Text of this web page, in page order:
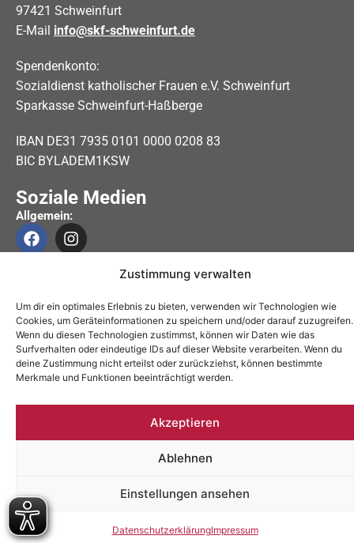
Zustimmung verwalten
Um dir ein optimales Erlebnis zu bieten, verwenden wir Technologien wie
Cookies, um Geräteinformationen zu speichern und/oder darauf zuzugreifen.
Wenn du diesen Technologien zustimmst, können wir Daten wie das
Surfverhalten oder eindeutige IDs auf dieser Website verarbeiten. Wenn du
deine Zustimmung nicht erteilst oder zurückziehst, können bestimmte
Merkmale und Funktionen beeinträchtigt werden.
Akzeptieren
Ablehnen
Einstellungen ansehen
DatenschutzerklärungImpressum
97421 Schweinfurt
E-Mail info@skf-schweinfurt.de
Spendenkonto:
Sozialdienst katholischer Frauen e.V. Schweinfurt
Sparkasse Schweinfurt-Haßberge
IBAN DE31 7935 0101 0000 0208 83
BIC BYLADEM1KSW
Soziale Medien
Allgemein:
Impressum
Datenschutzerklärung
Barrierefreiheitserklärung